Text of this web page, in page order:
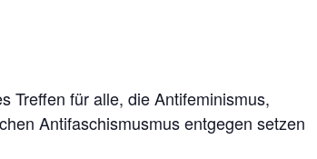
Treffen für alle, die Antifeminismus,
Antifaschismusmus entgegen setzen